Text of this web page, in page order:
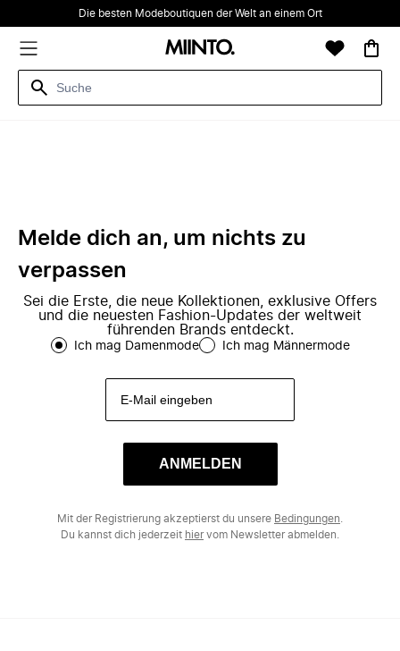
Die besten Modeboutiquen der Welt an einem Ort
Melde dich an, um nichts zu
verpassen
Sei die Erste, die neue Kollektionen, exklusive Offers
und die neuesten Fashion-Updates der weltweit
führenden Brands entdeckt.
Ich mag Damenmode Ich mag Männermode
ANMELDEN
Mit der Registrierung akzeptierst du unsere Bedingungen
Du kannst dich jederzeit hiervom Newsletter abmelden.